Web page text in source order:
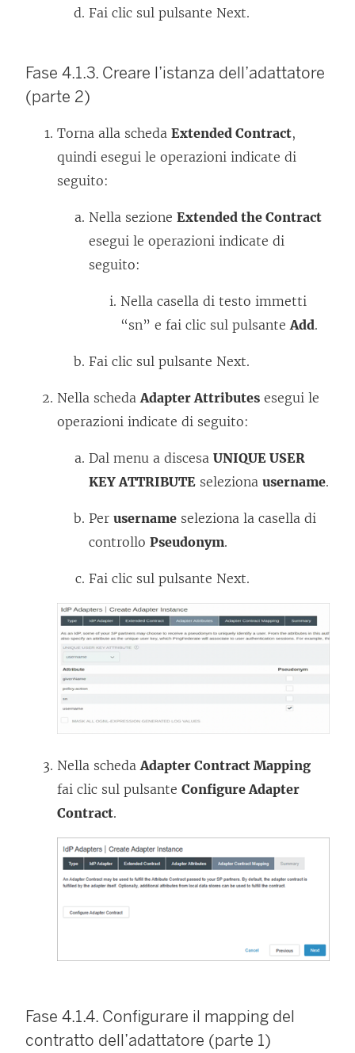
Fai clic sul pulsante Next.
Fase 4.1.3. Creare l’istanza dell’adattatore
(parte 2)
Torna alla scheda Extended Contract,
quindi esegui le operazioni indicate di
seguito:
Nella sezione Extended the Contract
esegui le operazioni indicate di
seguito:
Nella casella di testo immetti
“sn” e fai clic sul pulsante Add.
Fai clic sul pulsante Next.
Nella scheda Adapter Attributes esegui le
operazioni indicate di seguito:
Dal menu a discesa UNIQUE USER
KEY ATTRIBUTE seleziona username.
Per username seleziona la casella di
controllo Pseudonym.
Fai clic sul pulsante Next.
Nella scheda Adapter Contract Mapping
fai clic sul pulsante Configure Adapter
Contract.
Fase 4.1.4. Configurare il mapping del
contratto dell’adattatore (parte 1)